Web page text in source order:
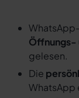
Öffnungs-
gelesen.
Die
WhatsApp